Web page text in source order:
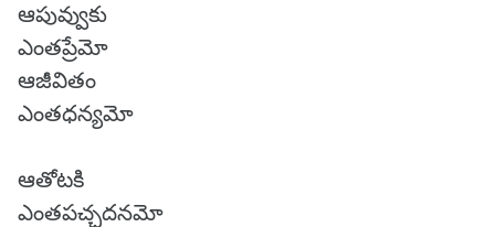
ఆపువ్వుకు
ఎంతప్రేమో
ఆజీవితం
ఎంతధన్యమో
ఆతోటకి
ఎంతపచ్చదనమో